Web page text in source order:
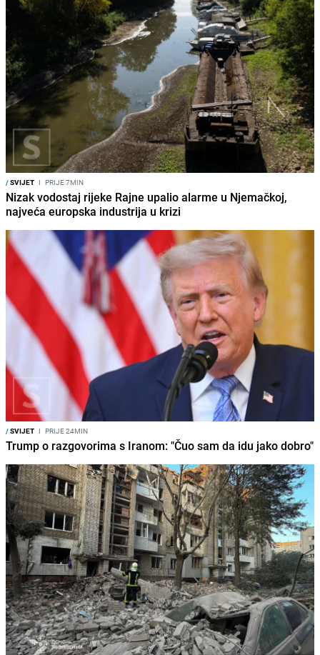
/SVIJET I PRIJE 7MIN
Nizak vodostaj rijeke Rajne upalio alarme u Njemačkoj,
najveća europska industrija u krizi
/SVIJET I PRIJE 24MIN
Trump o razgovorima s Iranom: "Čuo sam da idu jako dobro"